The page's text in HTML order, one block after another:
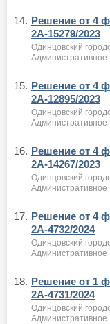
14. Решение от 4
2А-15279/2023
Одинцовский
Административное
15. Решение от 4
2А-12895/2023
Одинцовский
Административное
16. Решение от 4
2А-14267/2023
Одинцовский
Административное
17. Решение от 4
2А-4732/2024
Одинцовский
Административное
18. Решение от 1
2А-4731/2024
Одинцовский
Административное